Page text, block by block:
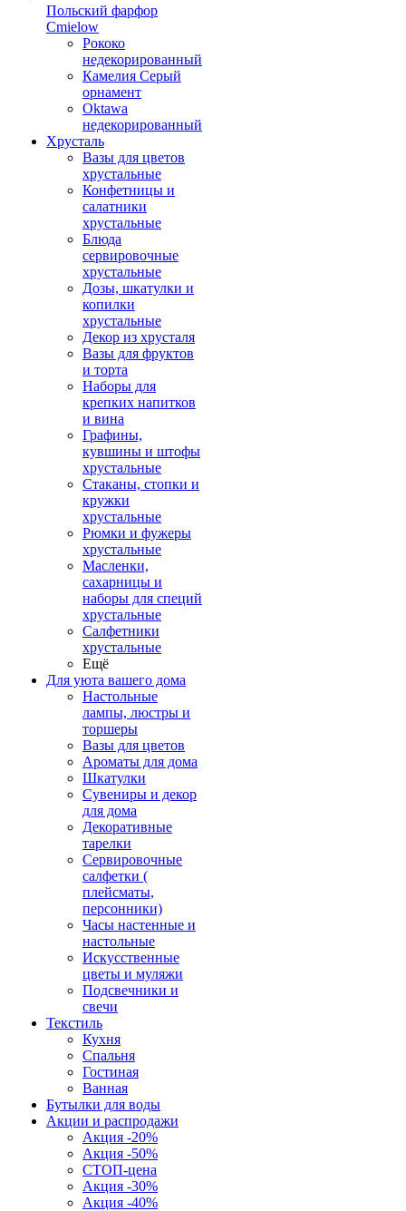
Польский фарфор
Сmielow
Рококо
недекорированный
Камелия Серый
орнамент
Oktawa
недекорированный
Хрусталь
Вазы для цветов
хрустальные
Конфетницы и
салатники
хрустальные
Блюда
сервировочные
хрустальные
Дозы, шкатулки и
копилки
хрустальные
Декор из хрусталя
Вазы для фруктов
и торта
Наборы для
крепких напитков
и вина
Графины,
кувшины и штофы
хрустальные
Стаканы, стопки и
кружки
хрустальные
Рюмки и фужеры
хрустальные
Масленки,
сахарницы и
наборы для специй
хрустальные
Салфетники
хрустальные
Ещё
Для уюта вашего дома
Настольные
лампы, люстры и
торшеры
Вазы для цветов
Ароматы для дома
Шкатулки
Сувениры и декор
для дома
Декоративные
тарелки
Сервировочные
салфетки (
плейсматы,
персонники)
Часы настенные и
настольные
Искусственные
цветы и муляжи
Подсвечники и
свечи
Текстиль
Кухня
Спальня
Гостиная
Ванная
Бутылки для воды
Акции и распродажи
Акция -20%
Акция -50%
СТОП-цена
Акция -30%
Акция -40%